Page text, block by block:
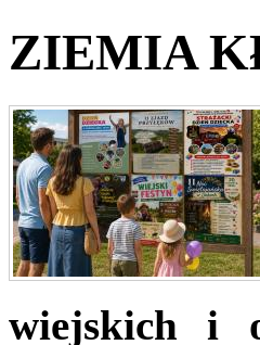
ZIEMIA
wiejskich i